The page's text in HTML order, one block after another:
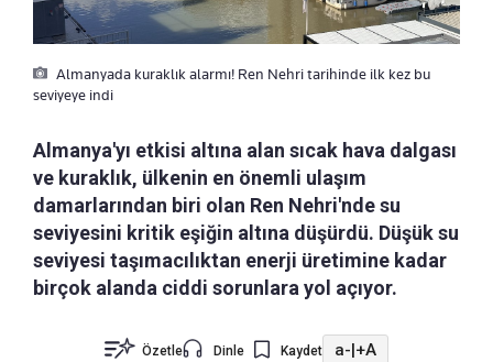
Almanyada kuraklık alarmı! Ren Nehri tarihinde ilk kez bu
seviyeye indi
Almanya'yı etkisi altına alan sıcak hava dalgası
ve kuraklık, ülkenin en önemli ulaşım
damarlarından biri olan Ren Nehri'nde su
seviyesini kritik eşiğin altına düşürdü. Düşük su
seviyesi taşımacılıktan enerji üretimine kadar
birçok alanda ciddi sorunlara yol açıyor.
Özetle Dinle Kaydet a-|+A